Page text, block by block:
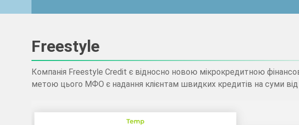
фото
Крипто
Freestyle
Компанія Freestyle Credit є відносно новою мікрокредитною
метою цього МФО є надання клієнтам швидких кредитів на суми